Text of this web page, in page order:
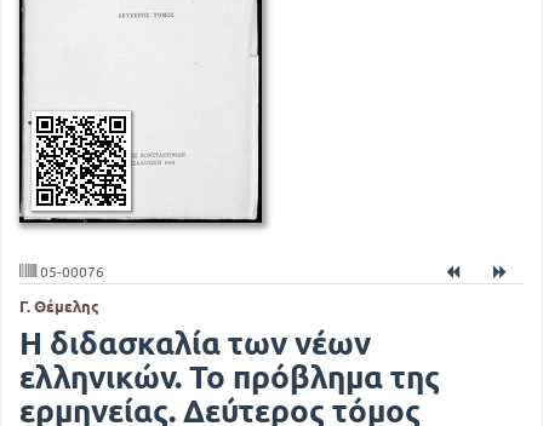
05-00076
Γ. Θέμελης
Η διδασκαλία των νέων
ελληνικών. Το πρόβλημα της
ερμηνείας. Δεύτερος τόμος